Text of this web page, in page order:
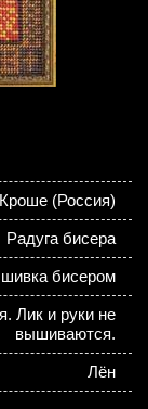
Кроше (Россия)
Радуга бисера
бисером
Лик и руки не
вышиваются.
Лён